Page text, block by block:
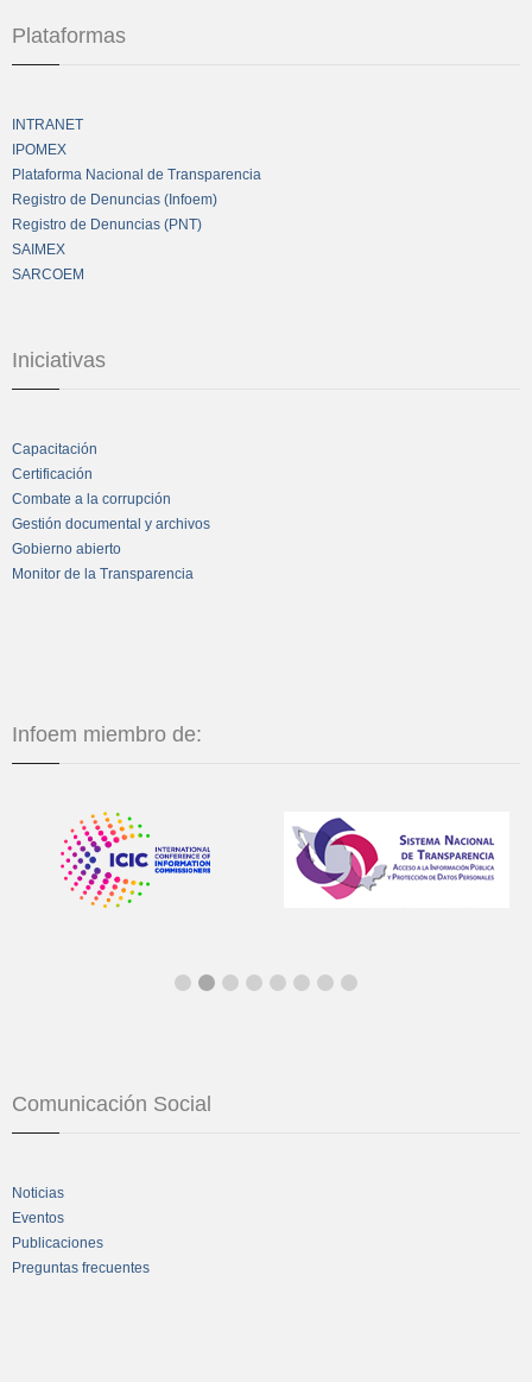
Plataformas
INTRANET
IPOMEX
Plataforma Nacional de Transparencia
Registro de Denuncias (Infoem)
Registro de Denuncias (PNT)
SAIMEX
SARCOEM
Iniciativas
Capacitación
Certificación
Combate a la corrupción
Gestión documental y archivos
Gobierno abierto
Monitor de la Transparencia
Infoem miembro de:
Comunicación Social
Noticias
Eventos
Publicaciones
Preguntas frecuentes